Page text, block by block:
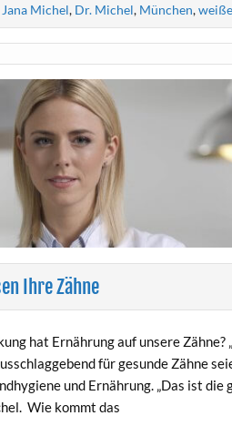
Michel, Dr. Michel, München,
Ihre Zähne
hat Ernährung auf unsere Zähne?
für gesunde Zähne
und Ernährung. „Das ist
Wie kommt das